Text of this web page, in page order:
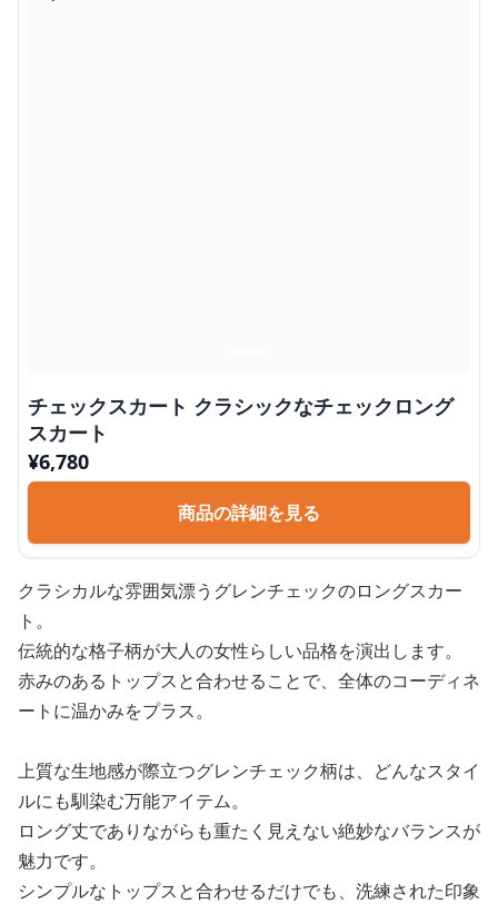
チェックスカート クラシックなチェックロング
スカート
¥6,780
商品の詳細を見る
クラシカルな雰囲気漂うグレンチェックのロングスカー
ト。
伝統的な格子柄が大人の女性らしい品格を演出します。
赤みのあるトップスと合わせることで、全体のコーディネ
ートに温かみをプラス。
上質な生地感が際立つグレンチェック柄は、どんなスタイ
ルにも馴染む万能アイテム。
ロング丈でありながらも重たく見えない絶妙なバランスが
魅力です。
シンプルなトップスと合わせるだけでも、洗練された印象